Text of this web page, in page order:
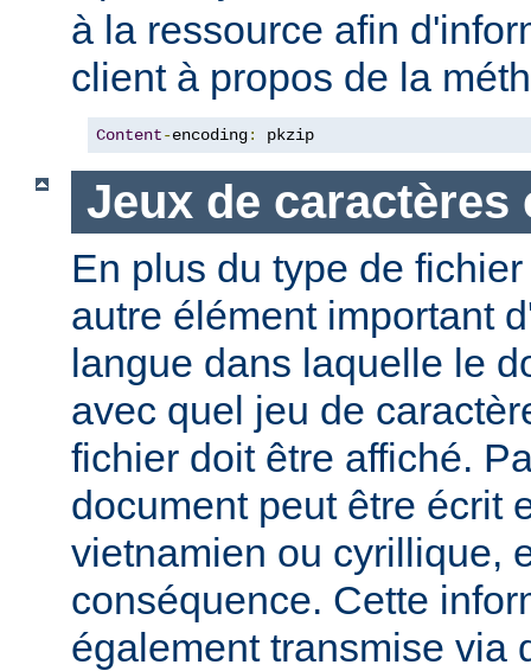
à la ressource afin
client à propos de la
Content-encoding: pkzip
Jeux de caractères
En plus du type de
autre élément important
langue dans laquelle le
avec quel jeu de
fichier doit être affiché.
document peut être écrit
vietnamien ou cyrillique,
conséquence. Cette
également transmise via